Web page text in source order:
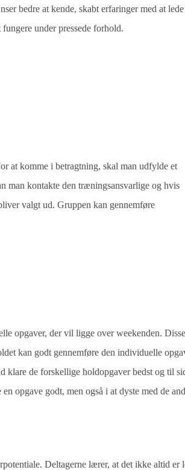
bedre at kende, skabt erfaringer med at lede
under pressede forhold.
at komme i betragtning, skal man udfylde et
man kontakte den træningsansvarlige og hvis
valgt ud. Gruppen kan gennemføre
opgaver, der vil ligge over weekenden. Disse
kan godt gennemføre den individuelle
klare de forskellige holdopgaver bedst og til
opgave godt, men også i at dyste med de
Deltagerne lærer, at det ikke altid er